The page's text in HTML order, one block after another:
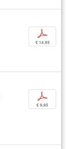
p
€ 14,95
p
€ 9,95